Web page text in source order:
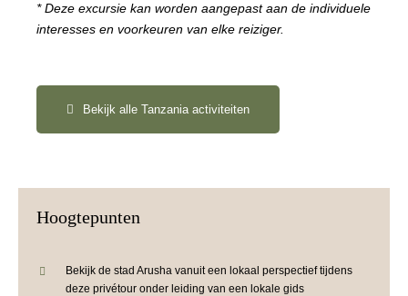
* Deze excursie kan worden aangepast aan de individuele
interesses en voorkeuren van elke reiziger.
Bekijk alle Tanzania activiteiten
Hoogtepunten
Bekijk de stad Arusha vanuit een lokaal perspectief tijdens
deze privétour onder leiding van een lokale gids